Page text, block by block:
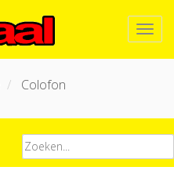
Colofon